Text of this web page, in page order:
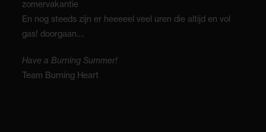
zomervakantie
En nog steeds zijn er heeeeel veel uren die altijd en vol
gas! doorgaan….
Have a Burning Summer!
Team Burning Heart